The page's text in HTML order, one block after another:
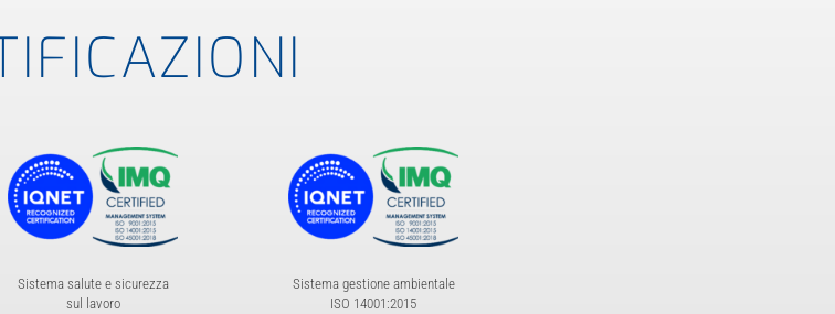
Sistema salute e sicurezza
sul lavoro
Sistema gestione ambientale
ISO 14001:2015